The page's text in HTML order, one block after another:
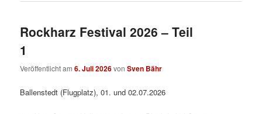
Rockharz Festival 2026 – Teil
1
Veröffentlicht am6. Juli 2026vonSven Bähr
Ballenstedt (Flugplatz), 01. und 02.07.2026